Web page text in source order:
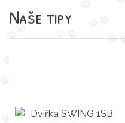
Naše tipy